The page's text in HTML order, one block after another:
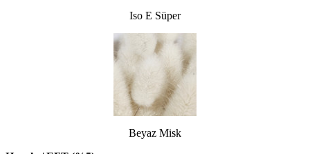
Iso E Süper
Beyaz Misk